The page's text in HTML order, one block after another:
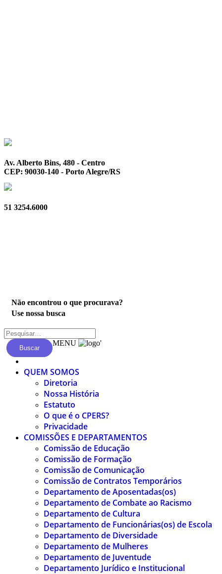
Av. Alberto Bins, 480 - Centro
CEP: 90030-140 - Porto Alegre/RS
51 3254.6000
Não encontrou o que procurava?
Use nossa busca
Buscar
MENU '
QUEM SOMOS
Diretoria
Nossa História
Estatuto
O que é o CPERS?
Privacidade
COMISSÕES E DEPARTAMENTOS
Comissão de Educação
Comissão de Formação
Comissão de Comunicação
Comissão de Contratos Temporários
Departamento de Aposentadas(os)
Departamento de Combate ao Racismo
Departamento de Cultura
Departamento de Funcionárias(os) de Escola
Departamento de Diversidade
Departamento de Mulheres
Departamento de Juventude
Departamento Jurídico e Institucional